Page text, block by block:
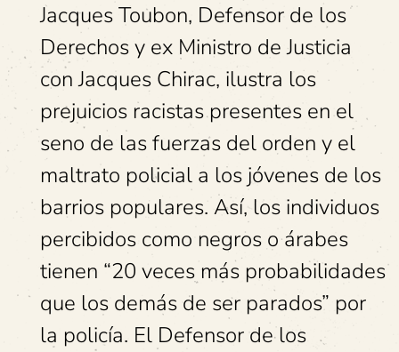
Jacques Toubon, Defensor de los
Derechos y ex Ministro de Justicia
con Jacques Chirac, ilustra los
prejuicios racistas presentes en el
seno de las fuerzas del orden y el
maltrato policial a los jóvenes de los
barrios populares. Así, los individuos
percibidos como negros o árabes
tienen “20 veces más probabilidades
que los demás de ser parados” por
la policía. El Defensor de los